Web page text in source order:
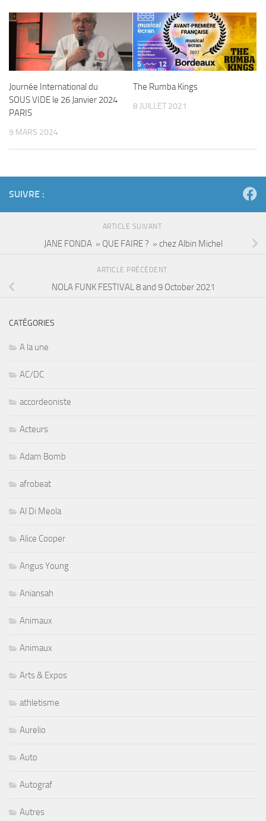
Journée International du
SOUS VIDE le 26 Janvier 2024
PARIS
9 MARS 2024
The Rumba Kings
8 JUILLET 2021
SUIVRE :
ARTICLE SUIVANT
JANE FONDA » QUE FAIRE ? » chez Albin Michel
ARTICLE PRÉCÉDENT
NOLA FUNK FESTIVAL 8 and 9 October 2021
CATÉGORIES
A la une
AC/DC
accordeoniste
Acteurs
Adam Bomb
afrobeat
Al Di Meola
Alice Cooper
Angus Young
Aniansah
Animaux
Animaux
Arts & Expos
athletisme
Aurelio
Auto
Autograf
Autres